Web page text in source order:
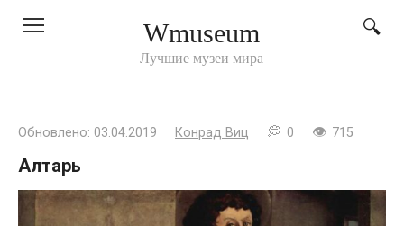
Wmuseum
Лучшие музеи мира
Обновлено: 03.04.2019 Конрад Виц 0 715
Алтарь